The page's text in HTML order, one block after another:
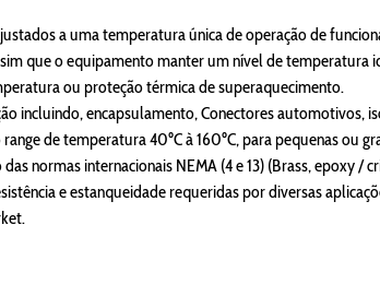
a uma temperatura única de operação de
que o equipamento manter um nível de temperatura
ou proteção térmica de superaquecimento.
incluindo, encapsulamento, Conectores automotivos,
de temperatura 40ºC à 160ºC, para pequenas ou
normas internacionais NEMA (4 e 13) (Brass, epoxy /
e estanqueidade requeridas por diversas